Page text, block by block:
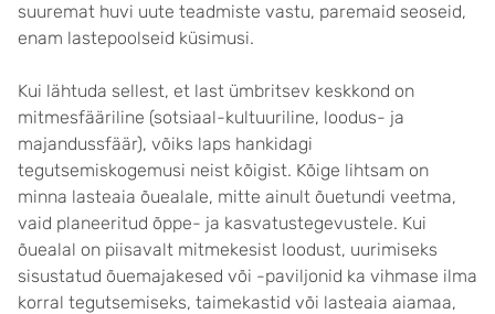
suuremat huvi uute teadmiste vastu, paremaid seoseid,
enam lastepoolseid küsimusi.
Kui lähtuda sellest, et last ümbritsev keskkond on
mitmesfääriline (sotsiaal-kultuuriline, loodus- ja
majandussfäär), võiks laps hankidagi
tegutsemiskogemusi neist kõigist. Kõige lihtsam on
minna lasteaia õuealale, mitte ainult õuetundi veetma,
vaid planeeritud õppe- ja kasvatustegevustele. Kui
õuealal on piisavalt mitmekesist loodust, uurimiseks
sisustatud õuemajakesed või -paviljonid ka vihmase ilma
korral tegutsemiseks, taimekastid või lasteaia aiamaa,